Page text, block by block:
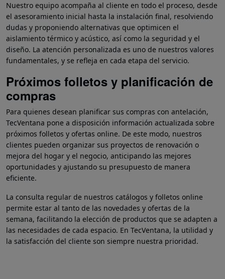
Nuestro equipo acompaña al cliente en todo el proceso, desde
el asesoramiento inicial hasta la instalación final, resolviendo
dudas y proponiendo alternativas que optimicen el
aislamiento térmico y acústico, así como la seguridad y el
diseño. La atención personalizada es uno de nuestros valores
fundamentales, y se refleja en cada etapa del servicio.
Próximos folletos y planificación de
compras
Para quienes desean planificar sus compras con antelación,
TecVentana pone a disposición información actualizada sobre
próximos folletos y ofertas online. De este modo, nuestros
clientes pueden organizar sus proyectos de renovación o
mejora del hogar y el negocio, anticipando las mejores
oportunidades y ajustando su presupuesto de manera
eficiente.
La consulta regular de nuestros catálogos y folletos online
permite estar al tanto de las novedades y ofertas de la
semana, facilitando la elección de productos que se adapten a
las necesidades de cada espacio. En TecVentana, la utilidad y
la satisfacción del cliente son siempre nuestra prioridad.